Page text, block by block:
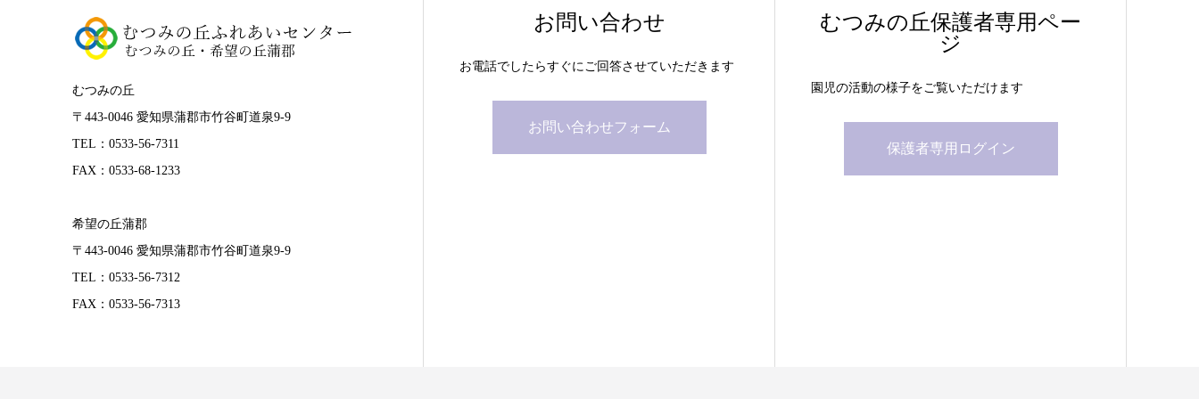
むつみの丘
〒443-0046 愛知県蒲郡市竹谷町道泉9-9
TEL：0533-56-7311
FAX：0533-68-1233
希望の丘蒲郡
〒443-0046 愛知県蒲郡市竹谷町道泉9-9
TEL：0533-56-7312
FAX：0533-56-7313
お問い合わせ
お電話でしたらすぐにご回答させていただきます
お問い合わせフォーム
むつみの丘保護者専用ペー
ジ
園児の活動の様子をご覧いただけます
保護者専用ログイン